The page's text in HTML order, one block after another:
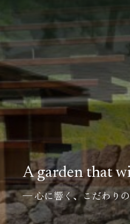
A garden that
─ 心に響く、こだわり